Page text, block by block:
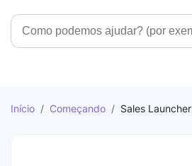
Pesquisar
Início / Começando / Sales Launcher